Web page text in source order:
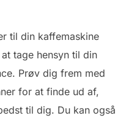
til din kaffemaskine
tage hensyn til din
Prøv dig frem med
for at finde ud af,
til dig. Du kan også